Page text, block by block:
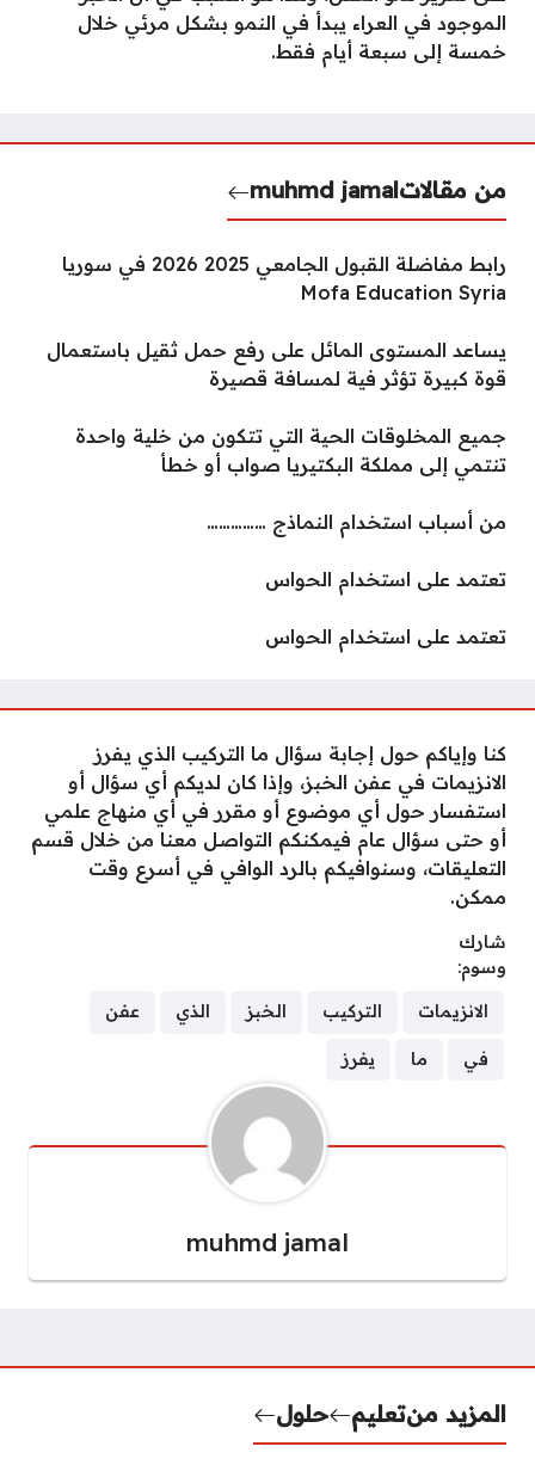
الموجود في العراء يبدأ في النمو بشكل مرئي خلال
خمسة إلى سبعة أيام فقط.
من مقالاتmuhmd jamal
رابط مفاضلة القبول الجامعي 2025 2026 في سوريا
Mofa Education Syria
يساعد المستوى المائل على رفع حمل ثقيل باستعمال
قوة كبيرة تؤثر فية لمسافة قصيرة
جميع المخلوقات الحية التي تتكون من خلية واحدة
تنتمي إلى مملكة البكتيريا صواب أو خطأ
من أسباب استخدام النماذج ……………
تعتمد على استخدام الحواس
تعتمد على استخدام الحواس
كنا وإياكم حول إجابة سؤال ما التركيب الذي يفرز
الانزيمات في عفن الخبز، وإذا كان لديكم أي سؤال أو
استفسار حول أي موضوع أو مقرر في أي منهاج علمي
أو حتى سؤال عام فيمكنكم التواصل معنا من خلال قسم
التعليقات، وسنوافيكم بالرد الوافي في أسرع وقت
ممكن.
شارك
وسوم:
الانزيمات التركيب الخبز الذي عفن
في ما يفرز
muhmd jamal
المزيد منتعليم حلول